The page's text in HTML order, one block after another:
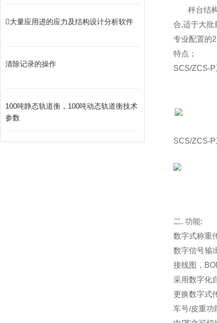
大量应用进的应力及结构设计分析软件
清除记录的操作
100吨静态轨道衡，100吨动态轨道衡技术
参数
秤台结
合,适于大批
专业配置的
特点；
SCS/ZCS-P
SCS/ZCS-P
二. 功能:
数字式称重
数字信号输
接线图，
采用数字化
更换数字式
车号/皮重功